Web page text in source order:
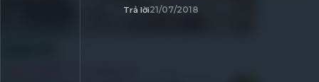
Trả lời21/07/2018